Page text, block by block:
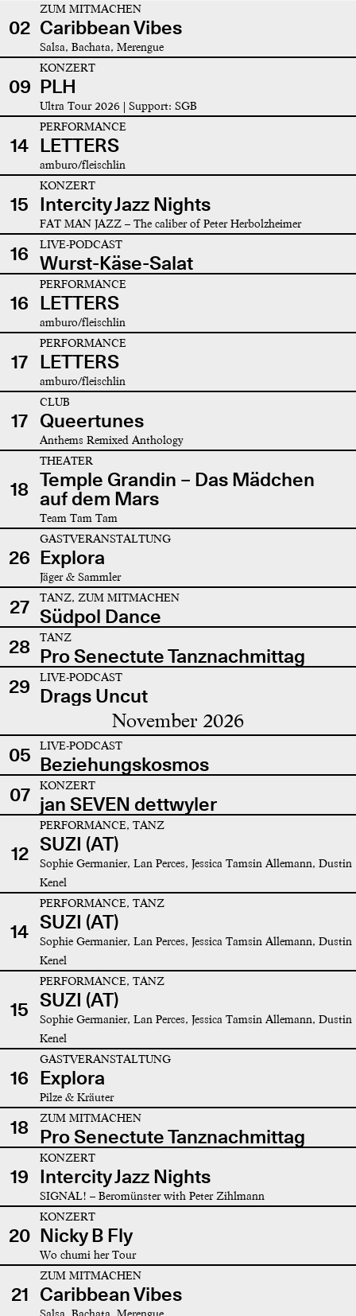
02
ZUM MITMACHEN
Caribbean Vibes
Salsa, Bachata, Merengue
09
KONZERT
PLH
Ultra Tour 2026 | Support: SGB
14
PERFORMANCE
LETTERS
amburo/fleischlin
15
KONZERT
Intercity Jazz Nights
FAT MAN JAZZ – The caliber of Peter Herbolzheimer
16 LIVE-PODCAST
Wurst-Käse-Salat
16
PERFORMANCE
LETTERS
amburo/fleischlin
17
PERFORMANCE
LETTERS
amburo/fleischlin
17
CLUB
Queertunes
Anthems Remixed Anthology
18
THEATER
Temple Grandin – Das Mädchen
auf dem Mars
Team Tam Tam
26
GASTVERANSTALTUNG
Explora
Jäger & Sammler
27 TANZ, ZUM MITMACHEN
Südpol Dance
28
TANZ
Pro Senectute Tanznachmittag
29
LIVE-PODCAST
Drags Uncut
November 2026
05 LIVE-PODCAST
Beziehungskosmos
07
KONZERT
jan SEVEN dettwyler
12
PERFORMANCE, TANZ
SUZI (AT)
Sophie Germanier, Lan Perces, Jessica Tamsin Allemann, Dustin
Kenel
14
PERFORMANCE, TANZ
SUZI (AT)
Sophie Germanier, Lan Perces, Jessica Tamsin Allemann, Dustin
Kenel
15
PERFORMANCE, TANZ
SUZI (AT)
Sophie Germanier, Lan Perces, Jessica Tamsin Allemann, Dustin
Kenel
16
GASTVERANSTALTUNG
Explora
Pilze & Kräuter
18 ZUM MITMACHEN
Pro Senectute Tanznachmittag
19
KONZERT
Intercity Jazz Nights
SIGNAL! – Beromünster with Peter Zihlmann
20
KONZERT
Nicky B Fly
Wo chumi her Tour
21
ZUM MITMACHEN
Caribbean Vibes